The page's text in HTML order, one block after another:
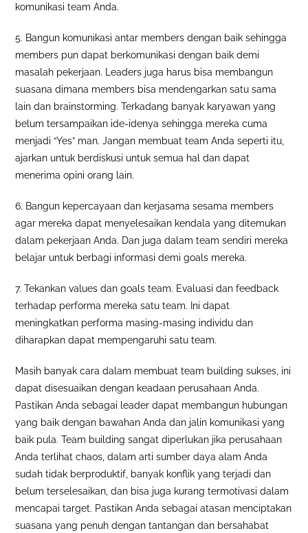
komunikasi team Anda.
5. Bangun komunikasi antar members dengan baik sehingga
members pun dapat berkomunikasi dengan baik demi
masalah pekerjaan. Leaders juga harus bisa membangun
suasana dimana members bisa mendengarkan satu sama
lain dan brainstorming. Terkadang banyak karyawan yang
belum tersampaikan ide-idenya sehingga mereka cuma
menjadi “Yes” man. Jangan membuat team Anda seperti itu,
ajarkan untuk berdiskusi untuk semua hal dan dapat
menerima opini orang lain.
6. Bangun kepercayaan dan kerjasama sesama members
agar mereka dapat menyelesaikan kendala yang ditemukan
dalam pekerjaan Anda. Dan juga dalam team sendiri mereka
belajar untuk berbagi informasi demi goals mereka.
7. Tekankan values dan goals team. Evaluasi dan feedback
terhadap performa mereka satu team. Ini dapat
meningkatkan performa masing-masing individu dan
diharapkan dapat mempengaruhi satu team.
Masih banyak cara dalam membuat team building sukses, ini
dapat disesuaikan dengan keadaan perusahaan Anda.
Pastikan Anda sebagai leader dapat membangun hubungan
yang baik dengan bawahan Anda dan jalin komunikasi yang
baik pula. Team building sangat diperlukan jika perusahaan
Anda terlihat chaos, dalam arti sumber daya alam Anda
sudah tidak berproduktif, banyak konflik yang terjadi dan
belum terselesaikan, dan bisa juga kurang termotivasi dalam
mencapai target. Pastikan Anda sebagai atasan menciptakan
suasana yang penuh dengan tantangan dan bersahabat